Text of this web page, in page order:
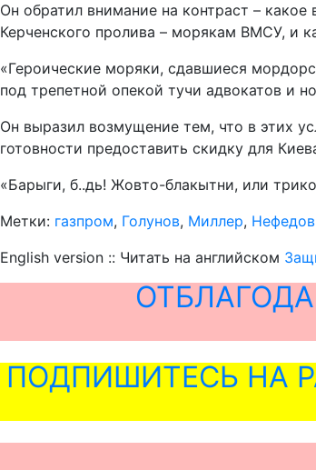
Он обратил внимание на контраст –
Керченского пролива – морякам ВМСУ, и
«Героические моряки, сдавшиеся
под трепетной опекой тучи адвокатов и
Он выразил возмущение тем, что в этих
готовности предоставить скидку для
«Барыги, б..дь! Жовто-блакытни, или
Метки: газпром, Голунов, Миллер, Нефедов
English version :: Читать на английском
ПОДПИШИТЕСЬ НА